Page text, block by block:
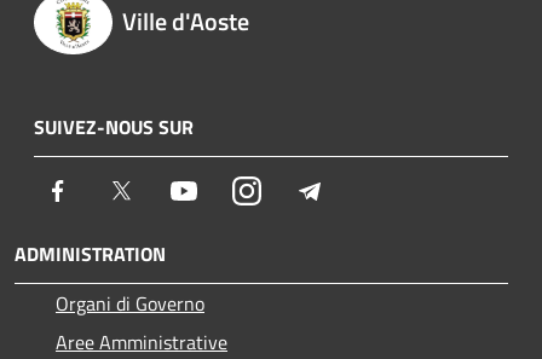
Ville d'Aoste
SUIVEZ-NOUS SUR
Facebook Twitter YoutubeInstagram
ADMINISTRATION
Organi di Governo
Aree Amministrative